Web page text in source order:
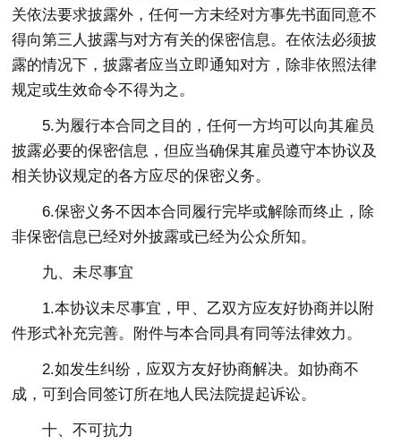
关依法要求披露外，任何一方未经对方事先书面同意不
得向第三人披露与对方有关的保密信息。在依法必须披
露的情况下，披露者应当立即通知对方，除非依照法律
规定或生效命令不得为之。
5.为履行本合同之目的，任何一方均可以向其雇员
披露必要的保密信息，但应当确保其雇员遵守本协议及
相关协议规定的各方应尽的保密义务。
6.保密义务不因本合同履行完毕或解除而终止，除
非保密信息已经对外披露或已经为公众所知。
九、未尽事宜
1.本协议未尽事宜，甲、乙双方应友好协商并以附
件形式补充完善。附件与本合同具有同等法律效力。
2.如发生纠纷，应双方友好协商解决。如协商不
成，可到合同签订所在地人民法院提起诉讼。
十、不可抗力